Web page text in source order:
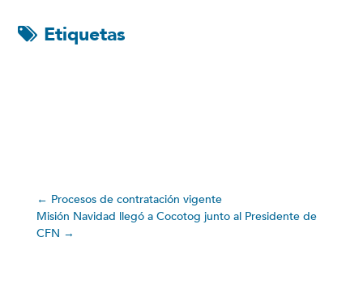
Etiquetas
← Procesos de contratación vigente
Misión Navidad llegó a Cocotog junto al Presidente de
CFN →